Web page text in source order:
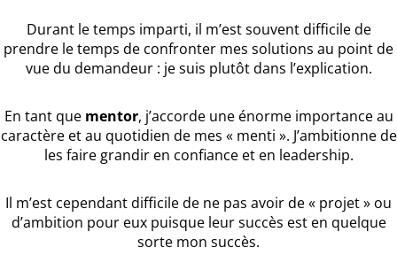
Durant le temps imparti, il m’est souvent difficile de
prendre le temps de confronter mes solutions au point de
vue du demandeur : je suis plutôt dans l’explication.
En tant que mentor, j’accorde une énorme importance au
caractère et au quotidien de mes « menti ». J’ambitionne de
les faire grandir en confiance et en leadership.
Il m’est cependant difficile de ne pas avoir de « projet » ou
d’ambition pour eux puisque leur succès est en quelque
sorte mon succès.